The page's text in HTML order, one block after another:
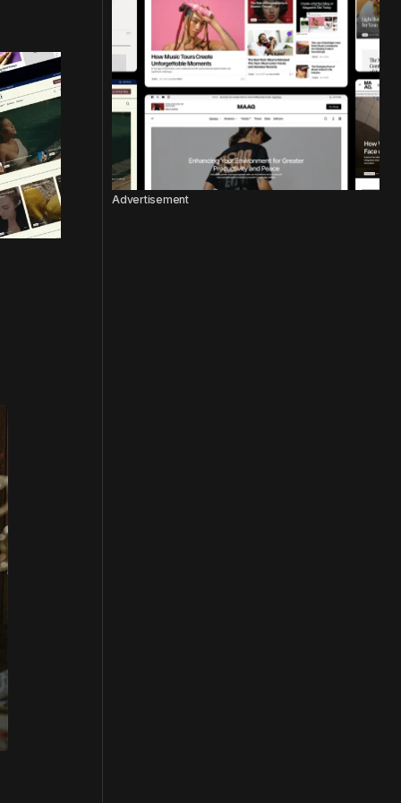
Advertisement